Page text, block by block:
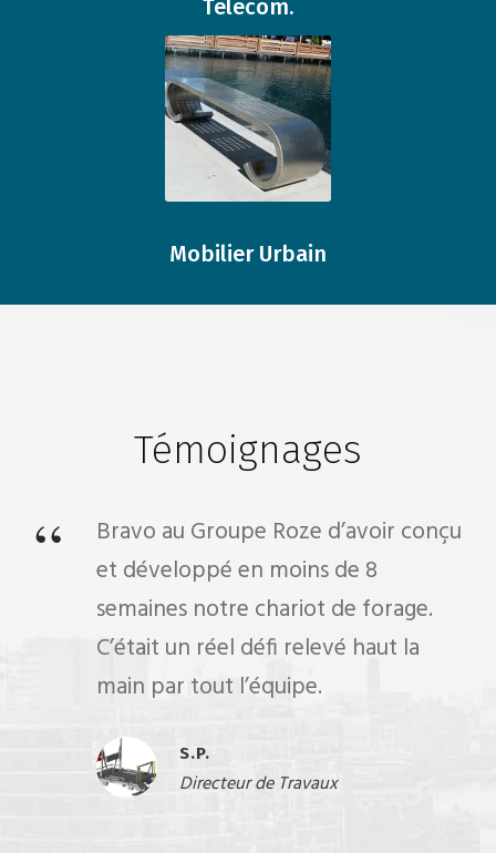
Telecom.
Mobilier Urbain
Témoignages
“
Bravo au Groupe Roze d’avoir conçu
et développé en moins de 8
semaines notre chariot de forage.
C’était un réel défi relevé haut la
main par tout l’équipe.
S.P.
Directeur de Travaux